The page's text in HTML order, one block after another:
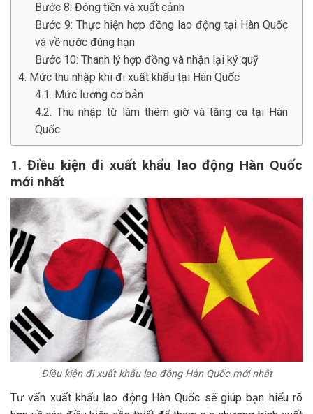
Bước 8: Đóng tiền và xuất cảnh
Bước 9: Thực hiện hợp đồng lao động tại Hàn Quốc
và về nước đúng hạn
Bước 10: Thanh lý hợp đồng và nhận lại ký quỹ
4. Mức thu nhập khi đi xuất khẩu tại Hàn Quốc
4.1. Mức lương cơ bản
4.2. Thu nhập từ làm thêm giờ và tăng ca tại Hàn
Quốc
1. Điều kiện đi xuất khẩu lao động Hàn Quốc
mới nhất
Điều kiện đi xuất khẩu lao động Hàn Quốc mới nhất
Tư vấn xuất khẩu lao động Hàn Quốc sẽ giúp bạn hiểu rõ